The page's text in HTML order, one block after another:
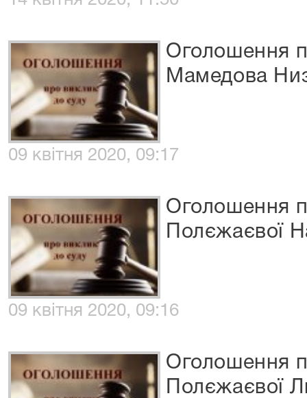
Оголошення
Мамедова
09 квітня 2020, 09:17
Оголошення
Полєжаєвої
09 квітня 2020, 09:16
Оголошення
Полєжаєвої